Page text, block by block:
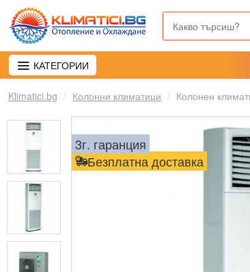
КАТЕГОРИИ
Klimatici.bg Колонни климатици Колонен
Безплатна доставка
3г. гаранция